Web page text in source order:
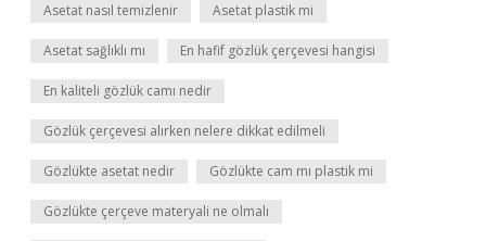
Asetat nasıl temizlenir Asetat plastik mi
Asetat sağlıklı mı En hafif gözlük çerçevesi hangisi
En kaliteli gözlük camı nedir
Gözlük çerçevesi alırken nelere dikkat edilmeli
Gözlükte asetat nedir Gözlükte cam mı plastik mi
Gözlükte çerçeve materyali ne olmalı